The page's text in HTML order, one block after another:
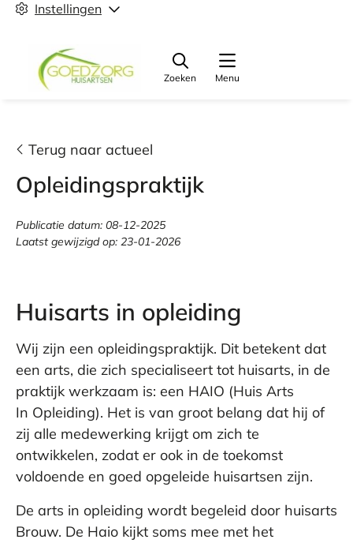
Instellingen
Menu
Zoeken
Opleidingspraktijk
Terug naar actueel
Publicatie datum: 08-12-2025
Laatst gewijzigd op: 23-01-2026
Huisarts in opleiding
Wij zijn een opleidingspraktijk. Dit betekent dat
een arts, die zich specialiseert tot huisarts, in de
praktijk werkzaam is: een HAIO (Huis Arts
In Opleiding). Het is van groot belang dat hij of
zij alle medewerking krijgt om zich te
ontwikkelen, zodat er ook in de toekomst
voldoende en goed opgeleide huisartsen zijn.
De arts in opleiding wordt begeleid door huisarts
Brouw. De Haio kijkt soms mee met het